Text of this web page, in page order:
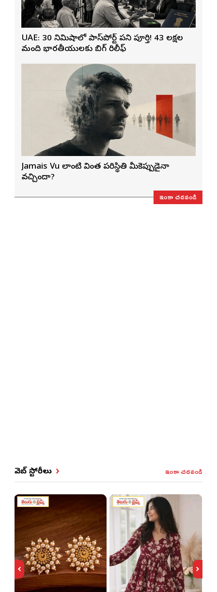
UAE: 30 నిమిషాల్లో పాస్‌పోర్ట్ పని పూర్తి! 43 లక్షల
మంది భారతీయులకు బిగ్ రిలీఫ్
Jamais Vu లాంటి వింత పరిస్థితి మీకెప్పుడైనా
వచ్చిందా?
ఇంకా చదవండి
వెబ్ స్టోరీలు ఇంకా చదవండి